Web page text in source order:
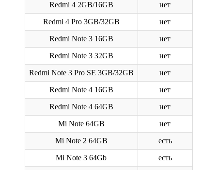
Redmi 4 2GB/16GB нет
Redmi 4 Pro 3GB/32GB нет
Redmi Note 3 16GB нет
Redmi Note 3 32GB нет
Redmi Note 3 Pro SE 3GB/32GB нет
Redmi Note 4 16GB нет
Redmi Note 4 64GB нет
Mi Note 64GB нет
Mi Note 2 64GB есть
Mi Note 3 64Gb есть